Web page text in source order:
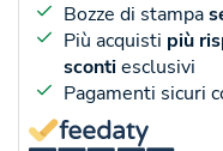
Bozze di stampa
Più acquisti più
scontiesclusivi
Pagamenti sicuri